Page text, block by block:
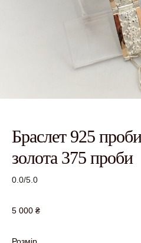
Браслет 925
золота 375 проби
0.0/5.0
5 000 ₴
Розмір